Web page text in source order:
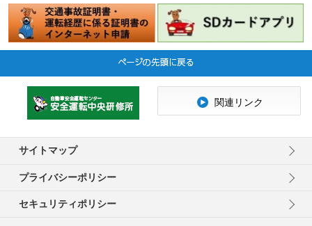
サイトマップ
プライバシーポリシー
セキュリティポリシー
関連リンク